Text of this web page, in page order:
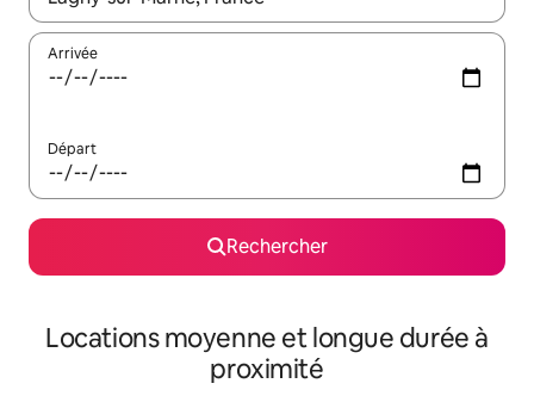
Arrivée
Départ
Rechercher
Locations moyenne et longue durée à
proximité